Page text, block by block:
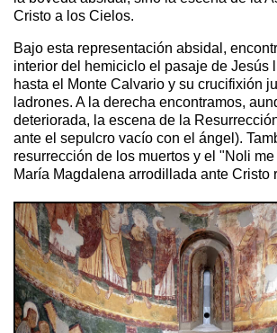
Cristo a los Cielos.
Bajo esta representación absidal,
interior del hemiciclo el pasaje de Jesús
hasta el Monte Calvario y su crucifixión
ladrones. A la derecha encontramos,
deteriorada, la escena de la
ante el sepulcro vacío con el ángel).
resurrección de los muertos y el "Noli
María Magdalena arrodillada ante Cristo